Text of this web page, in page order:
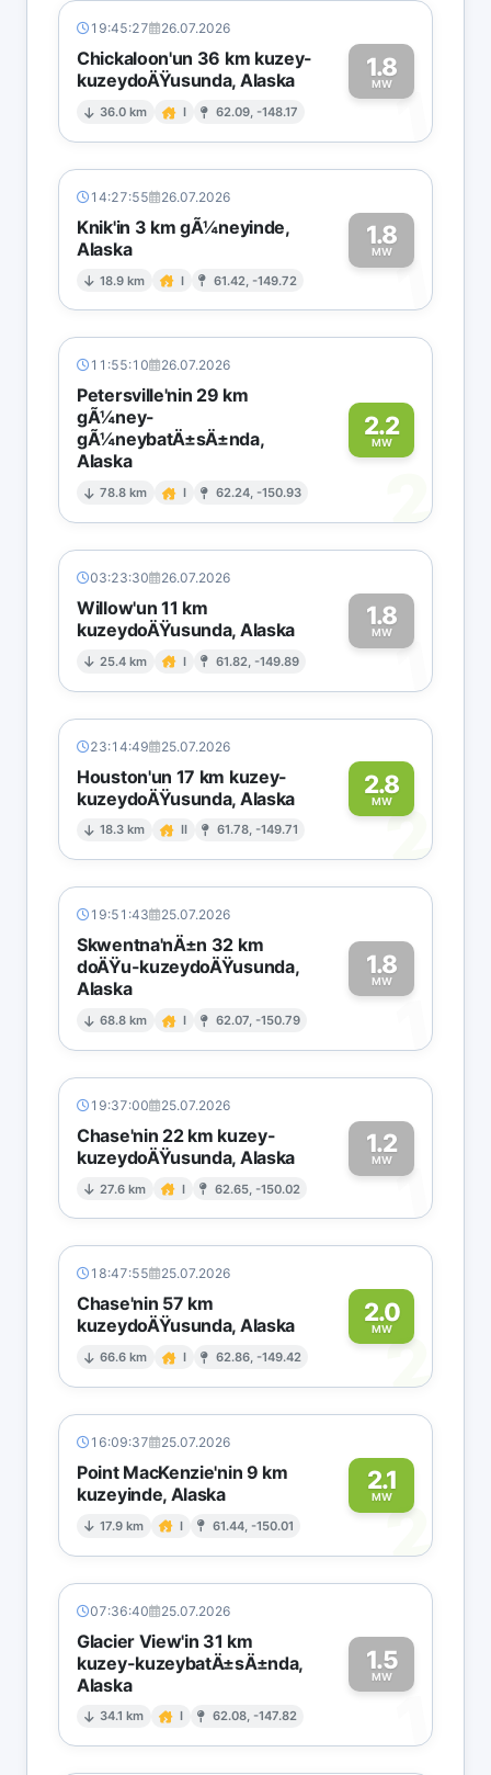
19:45:27 26.07.2026
Chickaloon'un 36 km kuzey-
kuzeydoÄŸusunda, Alaska
36.0 km I 62.09, -148.17
1.8
MW1
14:27:55 26.07.2026
Knik'in 3 km gÃ¼neyinde,
Alaska
18.9 km I 61.42, -149.72
1.8
MW1
11:55:10 26.07.2026
Petersville'nin 29 km
gÃ¼ney-
gÃ¼neybatÄ±sÄ±nda,
Alaska
78.8 km I 62.24, -150.93
2.2
MW
2
03:23:30 26.07.2026
Willow'un 11 km
kuzeydoÄŸusunda, Alaska
25.4 km I 61.82, -149.89
1.8
MW1
23:14:49 25.07.2026
Houston'un 17 km kuzey-
kuzeydoÄŸusunda, Alaska
18.3 km II 61.78, -149.71
2.8
MW2
19:51:43 25.07.2026
Skwentna'nÄ±n 32 km
doÄŸu-kuzeydoÄŸusunda,
Alaska
68.8 km I 62.07, -150.79
1.8
MW
1
19:37:00 25.07.2026
Chase'nin 22 km kuzey-
kuzeydoÄŸusunda, Alaska
27.6 km I 62.65, -150.02
1.2
MW1
18:47:55 25.07.2026
Chase'nin 57 km
kuzeydoÄŸusunda, Alaska
66.6 km I 62.86, -149.42
2.0
MW2
16:09:37 25.07.2026
Point MacKenzie'nin 9 km
kuzeyinde, Alaska
17.9 km I 61.44, -150.01
2.1
MW2
07:36:40 25.07.2026
Glacier View'in 31 km
kuzey-kuzeybatÄ±sÄ±nda,
Alaska
34.1 km I 62.08, -147.82
1.5
MW
1